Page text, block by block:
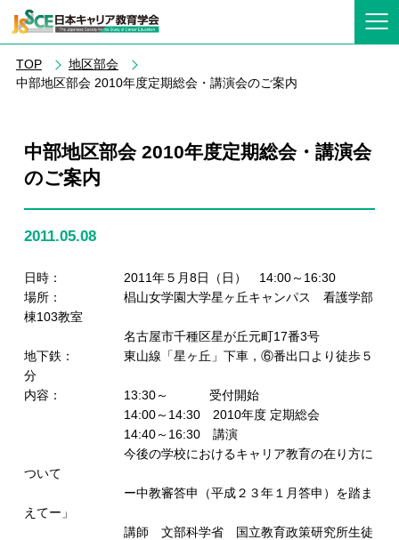
TOP
地区部会
中部地区部会 2010年度定期総会・講演会のご案内
中部地区部会 2010年度定期総会・講演会
のご案内
2011.05.08
日時： 2011年５月8日（日） 14:00～16:30
場所： 椙山女学園大学星ヶ丘キャンパス 看護学部
棟103教室
名古屋市千種区星が丘元町17番3号
地下鉄： 東山線「星ヶ丘」下車，⑥番出口より徒歩５
分
内容： 13:30～ 受付開始
14:00～14:30 2010年度 定期総会
14:40～16:30 講演
今後の学校におけるキャリア教育の在り方に
ついて
ー中教審答申（平成２３年１月答申）を踏ま
えてー」
講師 文部科学省 国立教育政策研究所生徒